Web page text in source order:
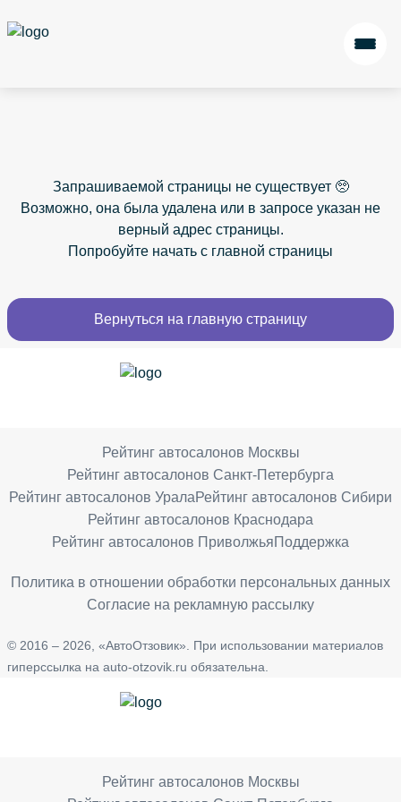
Запрашиваемой страницы не существует 🥺
Возможно, она была удалена или в запросе указан не
верный адрес страницы.
Попробуйте начать с главной страницы
Вернуться на главную страницу
Рейтинг автосалонов Москвы
Рейтинг автосалонов Санкт-Петербурга
Рейтинг автосалонов УралаРейтинг автосалонов Сибири
Рейтинг автосалонов Краснодара
Рейтинг автосалонов ПриволжьяПоддержка
Политика в отношении обработки персональных данных
Согласие на рекламную рассылку
© 2016 – 2026, «АвтоОтзовик». При использовании материалов
гиперссылка на auto-otzovik.ru обязательна.
Рейтинг автосалонов Москвы